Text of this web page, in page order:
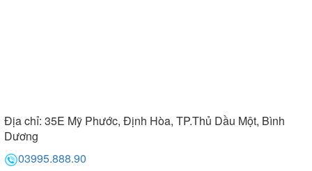
Địa chỉ: 35E Mỹ Phước, Định Hòa, TP.Thủ Dầu Một, Bình
Dương
03995.888.90